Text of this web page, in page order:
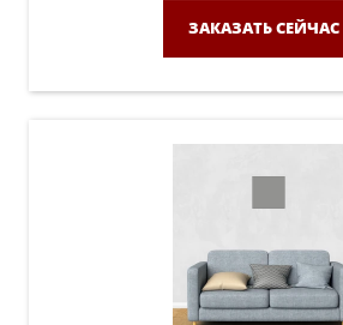
ЗАКАЗАТЬ СЕЙЧАС